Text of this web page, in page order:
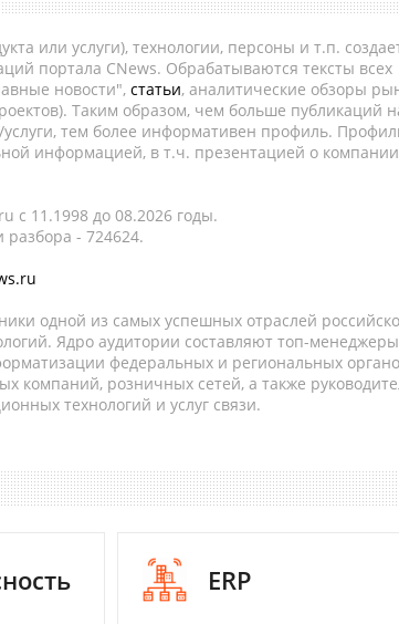
или услуги), технологии, персоны и т.п.
портала CNews. Обрабатываются тексты всех
новости", статьи, аналитические обзоры
Таким образом, чем больше публикаций
тем более информативен профиль.
информацией, в т.ч. презентацией о
c 11.1998 до 08.2026 годы.
- 724624.
одной из самых успешных отраслей
Ядро аудитории составляют топ-
федеральных и региональных
компаний, розничных сетей, а также
технологий и услуг связи.
ERP